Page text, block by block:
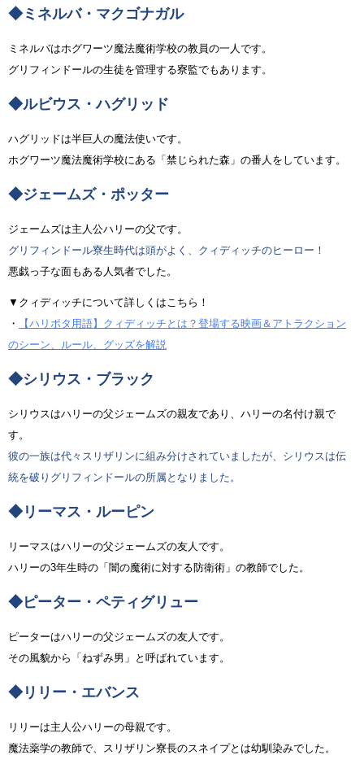
◆ミネルバ・マクゴナガル
ミネルバはホグワーツ魔法魔術学校の教員の一人です。
グリフィンドールの生徒を管理する寮監でもあります。
◆ルビウス・ハグリッド
ハグリッドは半巨人の魔法使いです。
ホグワーツ魔法魔術学校にある「禁じられた森」の番人をしています。
◆ジェームズ・ポッター
ジェームズは主人公ハリーの父です。
グリフィンドール寮生時代は頭がよく、クィディッチのヒーロー！
悪戯っ子な面もある人気者でした。
▼クィディッチについて詳しくはこちら！
・
【ハリポタ用語】クィディッチとは？登場する映画＆アトラクション
のシーン、ルール、グッズを解説
◆シリウス・ブラック
シリウスはハリーの父ジェームズの親友であり、ハリーの名付け親で
す。
彼の一族は代々スリザリンに組み分けされていましたが、シリウスは伝
統を破りグリフィンドールの所属となりました。
◆リーマス・ルーピン
リーマスはハリーの父ジェームズの友人です。
ハリーの3年生時の「闇の魔術に対する防衛術」の教師でした。
◆ピーター・ペティグリュー
ピーターはハリーの父ジェームズの友人です。
その風貌から「ねずみ男」と呼ばれています。
◆リリー・エバンス
リリーは主人公ハリーの母親です。
魔法薬学の教師で、スリザリン寮長のスネイプとは幼馴染みでした。